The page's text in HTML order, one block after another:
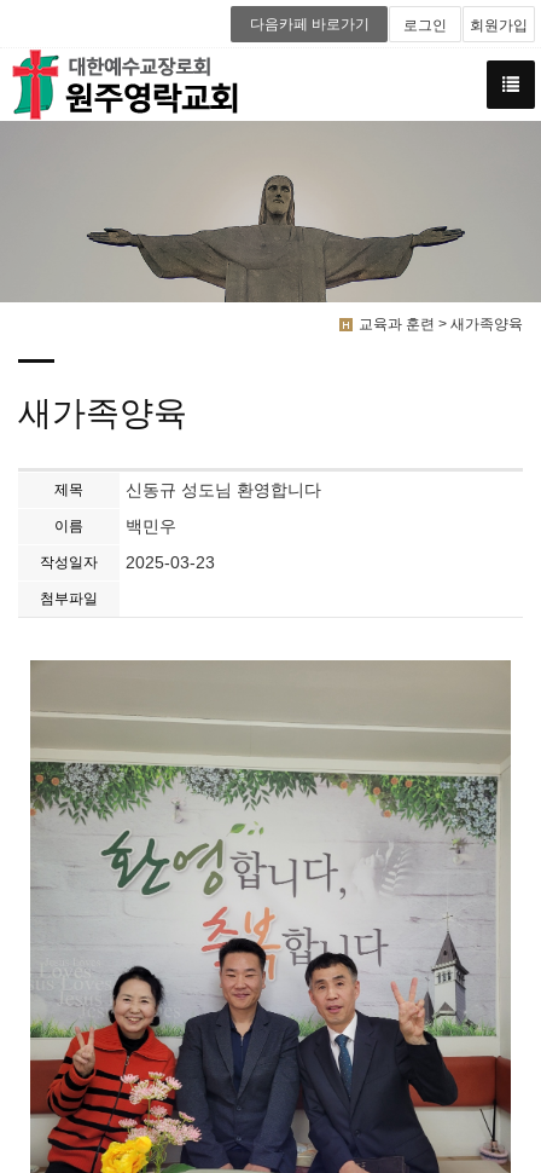
다음카페 바로가기 로그인 회원가입
교육과 훈련 > 새가족양육
새가족양육
제목 신동규 성도님 환영합니다
이름 백민우
작성일자 2025-03-23
첨부파일